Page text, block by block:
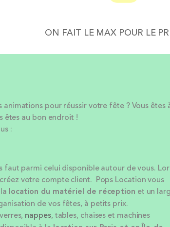
ON FAIT LE MAX POUR LE
pour réussir votre fête ? Vous êtes
êtes au bon endroit !
:
faut parmi celui disponible autour de vous.
votre compte client. Pops Location vous
location du matériel de réception et un
de vos fêtes, à petits prix.
nappes, tables, chaises et machines